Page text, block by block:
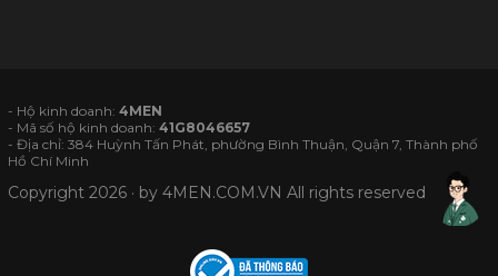
- Hộ kinh doanh:4MEN
- Mã số hộ kinh doanh:41G8046657
- Địa chỉ: 384 Huỳnh Tấn Phát, phường Bình Thuận, Quận 7, Thành phố
Hồ Chí Minh
Copyright 2026 · by4MEN.COM.VN All rights reserved